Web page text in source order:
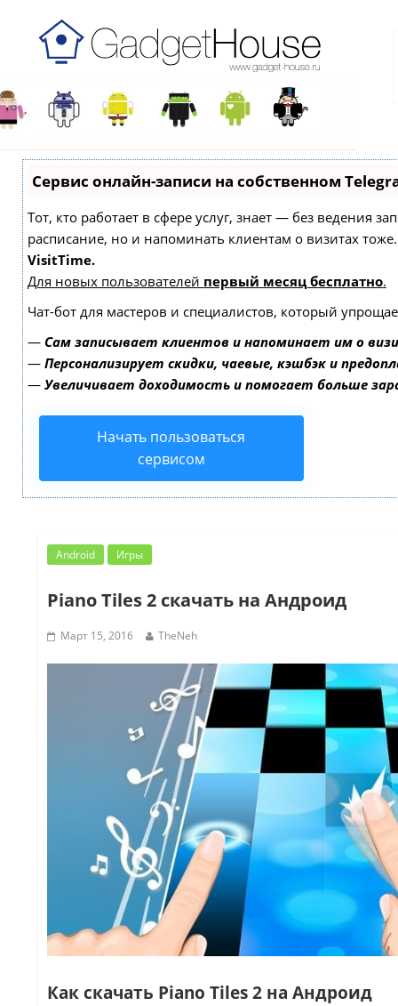
Сервис онлайн-записи на собственном
Тот, кто работает в сфере услуг, знает — без ведения
расписание, но и напоминать клиентам о визитах
VisitTime.
Для новых пользователей первый месяц бесплатно.
Чат-бот для мастеров и специалистов, который
— Сам записывает клиентов и напоминает им о
— Персонализирует скидки, чаевые, кэшбэк и
— Увеличивает доходимость и помогает больше
Начать пользоваться
сервисом
Android Игры
Piano Tiles 2 скачать на Андроид
Март 15, 2016 TheNeh
Как скачать Piano Tiles 2 на Андроид